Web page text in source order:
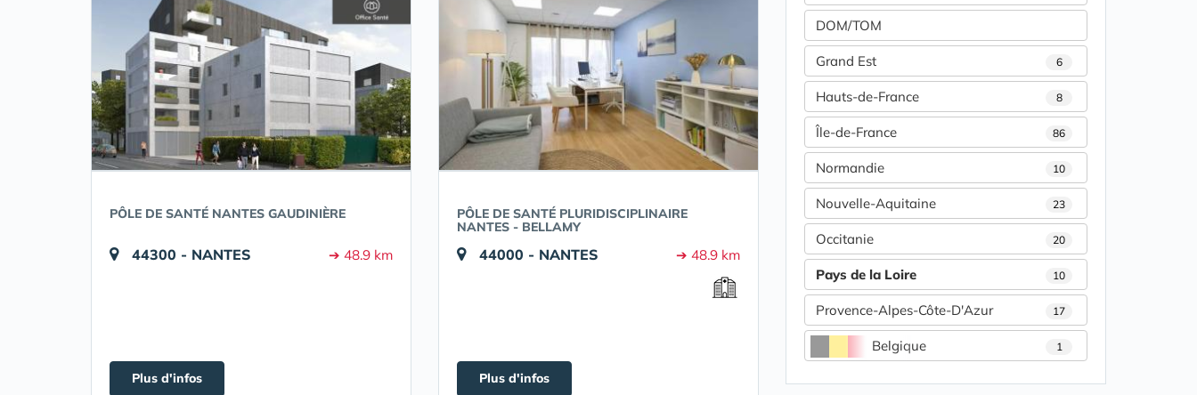
PÔLE DE SANTÉ NANTES GAUDINIÈRE
44300 - NANTES ➔ 48.9 km
Plus d'infos
PÔLE DE SANTÉ PLURIDISCIPLINAIRE
NANTES - BELLAMY
44000 - NANTES ➔ 48.9 km
Plus d'infos
DOM/TOM
Grand Est 6
Hauts-de-France 8
Île-de-France 86
Normandie 10
Nouvelle-Aquitaine 23
Occitanie 20
Pays de la Loire 10
Provence-Alpes-Côte-D'Azur 17
Belgique 1